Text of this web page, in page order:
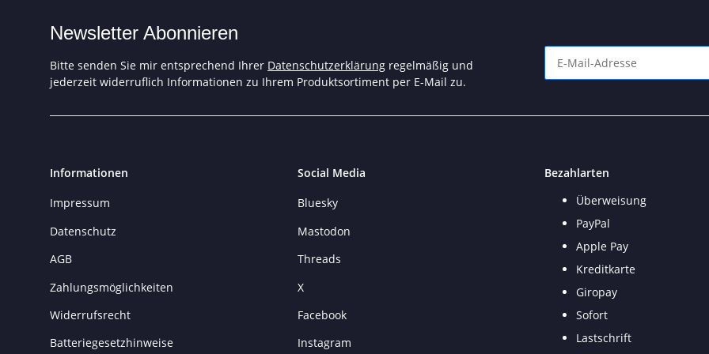
Newsletter Abonnieren
Bitte senden Sie mir entsprechend Ihrer Datenschutzerklärung regelmäßig und
jederzeit widerruflich Informationen zu Ihrem Produktsortiment per E-Mail zu.
Informationen
Impressum
Datenschutz
AGB
Zahlungsmöglichkeiten
Widerrufsrecht
Batteriegesetzhinweise
Social Media
Bluesky
Mastodon
Threads
X
Facebook
Instagram
Bezahlarten
Überweisung
PayPal
Apple Pay
Kreditkarte
Giropay
Sofort
Lastschrift